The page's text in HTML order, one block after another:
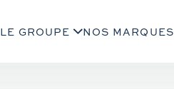
LE GROUPE NOS MARQUES